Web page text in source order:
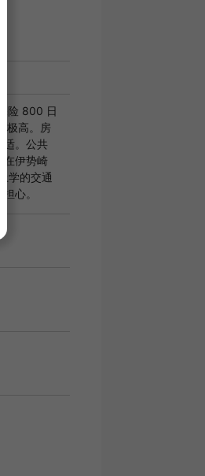
险 800 日
极高。房
适。公共
在伊势崎
学的交通
心。